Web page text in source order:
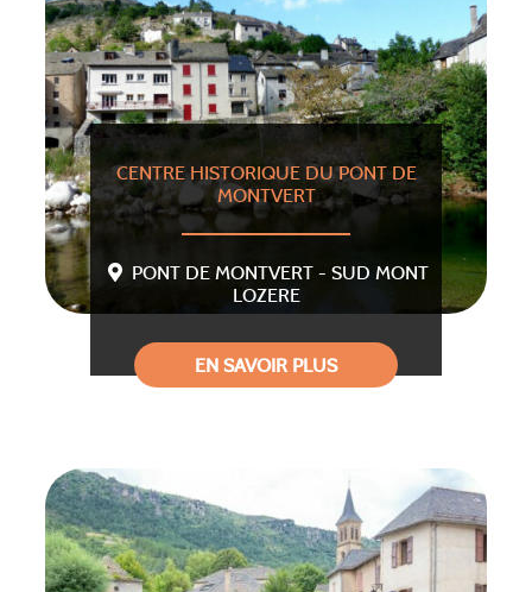
CENTRE HISTORIQUE DU PONT DE
MONTVERT
PONT DE MONTVERT - SUD MONT
LOZERE
EN SAVOIR PLUS